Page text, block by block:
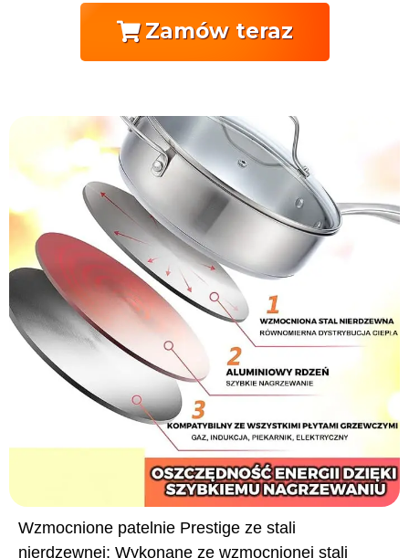
Zamów teraz
Wzmocnione patelnie Prestige ze stali
nierdzewnej: Wykonane ze wzmocnionej stali